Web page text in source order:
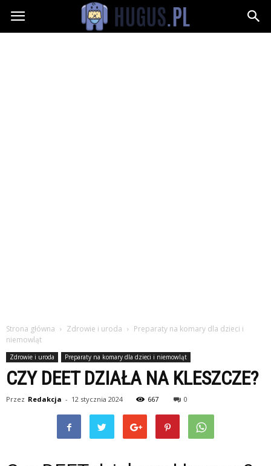
Hugus.pl
Strona główna Zdrowie i uroda
Preparaty na komary dla dzieci i
niemowląt
Zdrowie i uroda Preparaty na komary dla dzieci i niemowląt
CZY DEET DZIAŁA NA KLESZCZE?
Przez Redakcja - 12 stycznia 2024 667 0